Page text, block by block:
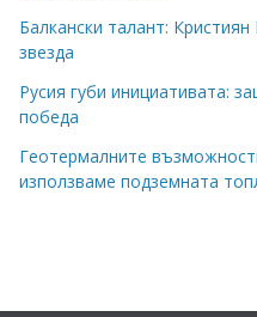
Балкански талант:
звезда
Русия губи инициативата:
победа
Геотермалните
използваме подземната